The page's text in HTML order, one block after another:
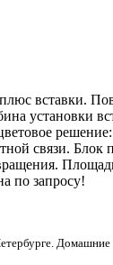
вставки.
связи.
по запросу!
Домашние